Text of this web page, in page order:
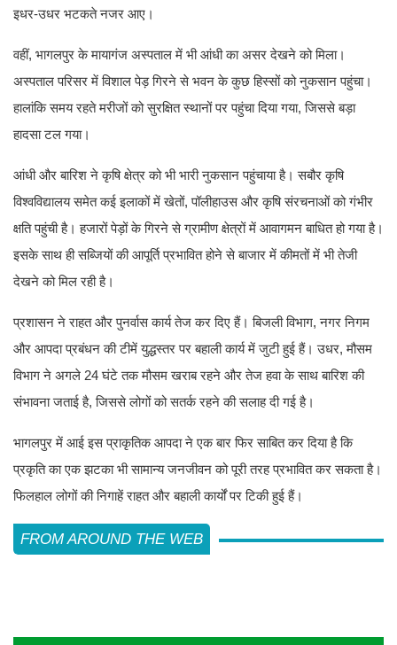
इधर-उधर भटकते नजर आए।
वहीं, भागलपुर के मायागंज अस्पताल में भी आंधी का असर देखने को मिला।
अस्पताल परिसर में विशाल पेड़ गिरने से भवन के कुछ हिस्सों को नुकसान पहुंचा।
हालांकि समय रहते मरीजों को सुरक्षित स्थानों पर पहुंचा दिया गया, जिससे बड़ा
हादसा टल गया।
आंधी और बारिश ने कृषि क्षेत्र को भी भारी नुकसान पहुंचाया है। सबौर कृषि
विश्वविद्यालय समेत कई इलाकों में खेतों, पॉलीहाउस और कृषि संरचनाओं को गंभीर
क्षति पहुंची है। हजारों पेड़ों के गिरने से ग्रामीण क्षेत्रों में आवागमन बाधित हो गया है।
इसके साथ ही सब्जियों की आपूर्ति प्रभावित होने से बाजार में कीमतों में भी तेजी
देखने को मिल रही है।
प्रशासन ने राहत और पुनर्वास कार्य तेज कर दिए हैं। बिजली विभाग, नगर निगम
और आपदा प्रबंधन की टीमें युद्धस्तर पर बहाली कार्य में जुटी हुई हैं। उधर, मौसम
विभाग ने अगले 24 घंटे तक मौसम खराब रहने और तेज हवा के साथ बारिश की
संभावना जताई है, जिससे लोगों को सतर्क रहने की सलाह दी गई है।
भागलपुर में आई इस प्राकृतिक आपदा ने एक बार फिर साबित कर दिया है कि
प्रकृति का एक झटका भी सामान्य जनजीवन को पूरी तरह प्रभावित कर सकता है।
फिलहाल लोगों की निगाहें राहत और बहाली कार्यों पर टिकी हुई हैं।
FROM AROUND THE WEB